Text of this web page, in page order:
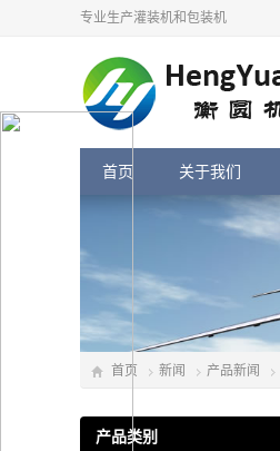
专业生产灌装机和包装机
首页 关于我们
首页 新闻 产品新闻
产品类别